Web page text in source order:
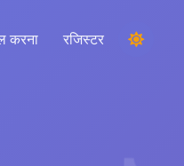
करना रजिस्टर